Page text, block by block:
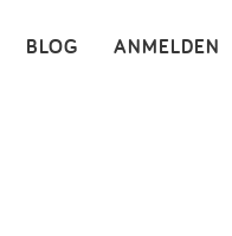
ANMELDEN
BLOG ×